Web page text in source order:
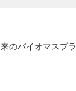
のバイオマスプラ